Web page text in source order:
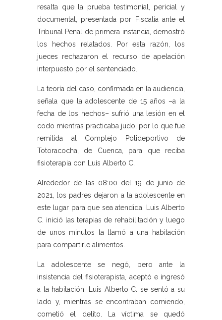
resalta que la prueba testimonial, pericial y
documental, presentada por Fiscalía ante el
Tribunal Penal de primera instancia, demostró
los hechos relatados. Por esta razón, los
jueces rechazaron el recurso de apelación
interpuesto por el sentenciado.
La teoría del caso, confirmada en la audiencia,
señala que la adolescente de 15 años –a la
fecha de los hechos– sufrió una lesión en el
codo mientras practicaba judo, por lo que fue
remitida al Complejo Polideportivo de
Totoracocha, de Cuenca, para que reciba
fisioterapia con Luis Alberto C.
Alrededor de las 08:00 del 19 de junio de
2021, los padres dejaron a la adolescente en
este lugar para que sea atendida. Luis Alberto
C. inició las terapias de rehabilitación y luego
de unos minutos la llamó a una habitación
para compartirle alimentos.
La adolescente se negó, pero ante la
insistencia del fisioterapista, aceptó e ingresó
a la habitación. Luis Alberto C. se sentó a su
lado y, mientras se encontraban comiendo,
cometió el delito. La víctima se quedó